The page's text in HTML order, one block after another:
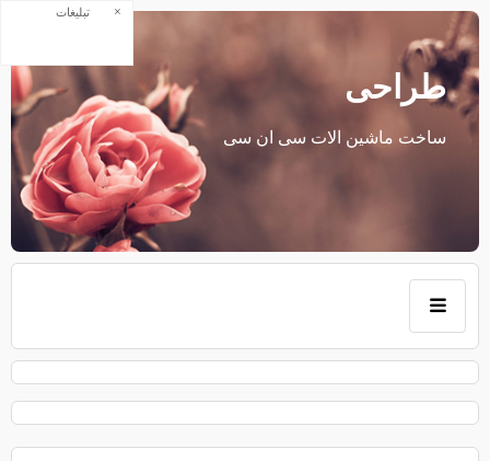
طراحی
ساخت ماشین الات سی ان سی
تبلیغات ×